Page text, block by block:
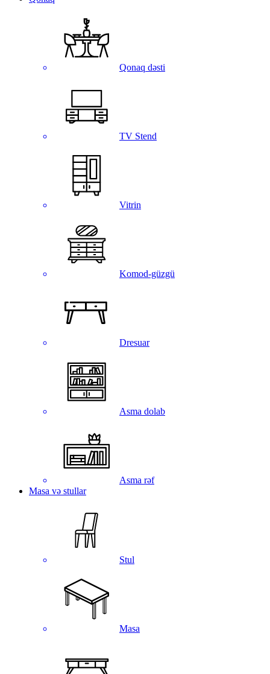
Qonaq dəsti
TV Stend
Vitrin
Komod-güzgü
Dresuar
Asma dolab
Asma rəf
Masa və stullar
Stul
Masa